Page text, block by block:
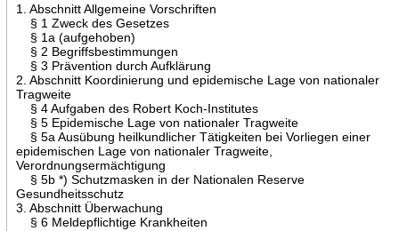
1. Abschnitt Allgemeine Vorschriften
§ 1 Zweck des Gesetzes
§ 1a (aufgehoben)
§ 2 Begriffsbestimmungen
§ 3 Prävention durch Aufklärung
2. Abschnitt Koordinierung und epidemische Lage von nationaler
Tragweite
§ 4 Aufgaben des Robert Koch-Institutes
§ 5 Epidemische Lage von nationaler Tragweite
§ 5a Ausübung heilkundlicher Tätigkeiten bei Vorliegen einer
epidemischen Lage von nationaler Tragweite,
Verordnungsermächtigung
§ 5b *) Schutzmasken in der Nationalen Reserve
Gesundheitsschutz
3. Abschnitt Überwachung
§ 6 Meldepflichtige Krankheiten